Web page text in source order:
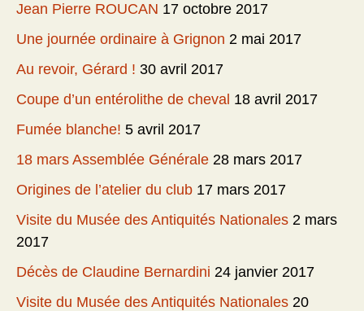
Jean Pierre ROUCAN 17 octobre 2017
Une journée ordinaire à Grignon 2 mai 2017
Au revoir, Gérard ! 30 avril 2017
Coupe d’un entérolithe de cheval 18 avril 2017
Fumée blanche! 5 avril 2017
18 mars Assemblée Générale 28 mars 2017
Origines de l’atelier du club 17 mars 2017
Visite du Musée des Antiquités Nationales 2 mars
2017
Décès de Claudine Bernardini 24 janvier 2017
Visite du Musée des Antiquités Nationales 20